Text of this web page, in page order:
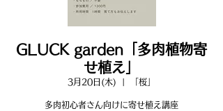
GLUCK garden「多肉植物寄
せ植え」
3月20日(木) 「桜」
多肉初心者さん向けに寄せ植え講座